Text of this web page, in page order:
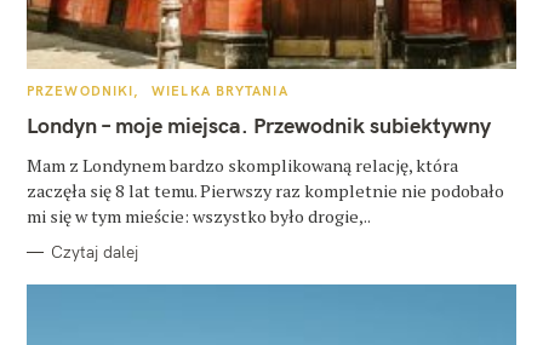
K
T
E
O
R
I
PRZEWODNIKI WIELKA BRYTANIA
Londyn – moje miejsca. Przewodnik subiektywny
Mam z Londynem bardzo skomplikowaną relację, która
zaczęła się 8 lat temu. Pierwszy raz kompletnie nie podobało
mi się w tym mieście: wszystko było drogie,..
Czytaj dalej